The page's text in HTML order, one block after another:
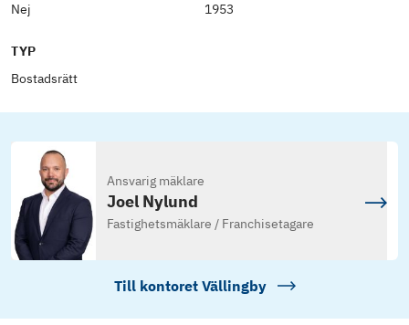
Nej
1953
TYP
Bostadsrätt
Ansvarig mäklare
Joel Nylund
Fastighetsmäklare / Franchisetagare
Till kontoret Vällingby